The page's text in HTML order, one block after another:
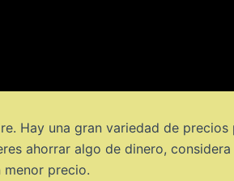
Hay una gran variedad de
ahorrar algo de dinero,
menor precio.